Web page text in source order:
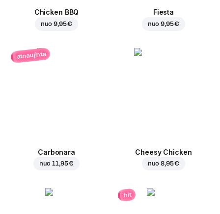
Chicken BBQ
nuo9,95 €
Fiesta
nuo9,95 €
atnaujinta
Carbonara
nuo11,95 €
Cheesy Chicken
nuo8,95 €
hit